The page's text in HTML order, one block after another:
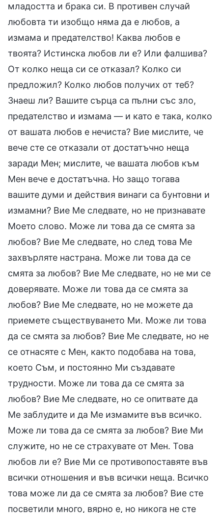
младостта и брака си. В противен случай
любовта ти изобщо няма да е любов, а
измама и предателство! Каква любов е
твоята? Истинска любов ли е? Или фалшива?
От колко неща си се отказал? Колко си
предложил? Колко любов получих от теб?
Знаеш ли? Вашите сърца са пълни със зло,
предателство и измама — и като е така, колко
от вашата любов е нечиста? Вие мислите, че
вече сте се отказали от достатъчно неща
заради Мен; мислите, че вашата любов към
Мен вече е достатъчна. Но защо тогава
вашите думи и действия винаги са бунтовни и
измамни? Вие Ме следвате, но не признавате
Моето слово. Може ли това да се смята за
любов? Вие Ме следвате, но след това Ме
захвърляте настрана. Може ли това да се
смята за любов? Вие Ме следвате, но не ми се
доверявате. Може ли това да се смята за
любов? Вие Ме следвате, но не можете да
приемете съществуването Ми. Може ли това
да се смята за любов? Вие Ме следвате, но не
се отнасяте с Мен, както подобава на това,
което Съм, и постоянно Ми създавате
трудности. Може ли това да се смята за
любов? Вие Ме следвате, но се опитвате да
Ме заблудите и да Ме измамите във всичко.
Може ли това да се смята за любов? Вие Ми
служите, но не се страхувате от Мен. Това
любов ли е? Вие Ми се противопоставяте във
всички отношения и във всички неща. Всичко
това може ли да се смята за любов? Вие сте
посветили много, вярно е, но никога не сте